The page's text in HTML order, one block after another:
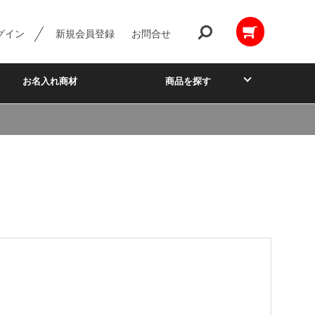
イン 新規会員登録 お問合せ
お名入れ商材 商品を探す